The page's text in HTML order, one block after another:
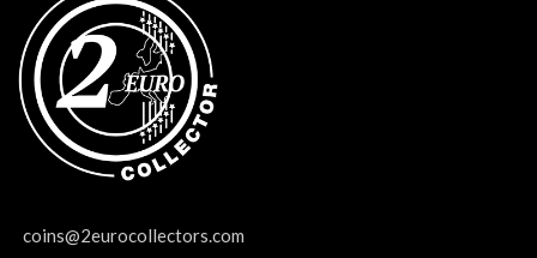
coins@2eurocollectors.com